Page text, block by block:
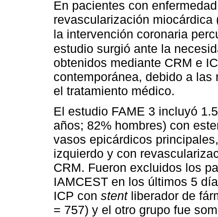
En pacientes con
revascularización miocárdica
la intervención coronaria
estudio surgió ante la
obtenidos mediante CRM e
contemporánea, debido a
el tratamiento médico.
El estudio FAME 3 incluyó
años; 82% hombres) con
vasos epicárdicos
izquierdo y con
CRM. Fueron excluidos los
IAMCEST en los últimos 5
ICP con stentliberador de
= 757) y el otro grupo fue